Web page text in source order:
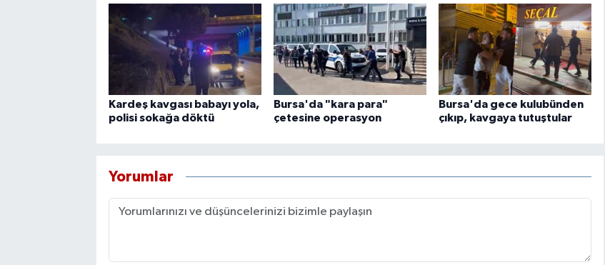
Kardeş kavgası babayı yola,
polisi sokağa döktü
Bursa'da "kara para"
çetesine operasyon
Bursa'da gece kulubünden
çıkıp, kavgaya tutuştular
Yorumlar